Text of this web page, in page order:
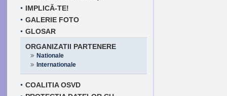
IMPLICĂ-TE!
GALERIE FOTO
GLOSAR
ORGANIZATII PARTENERE
Nationale
Internationale
COALITIA OSVD